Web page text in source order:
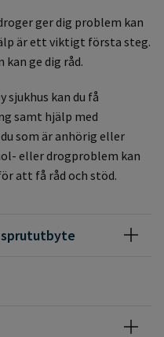
ger dig problem kan
är ett viktigt första steg.
ge dig råd.
sjukhus kan du få
samt hjälp med
som är anhörig eller
eller drogproblem kan
att få råd och stöd.